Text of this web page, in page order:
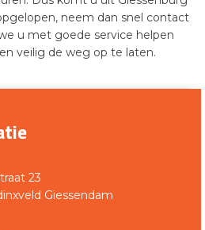
neem dan snel contact
u met goede service helpen
veilig de weg op te laten.
23
Giessendam